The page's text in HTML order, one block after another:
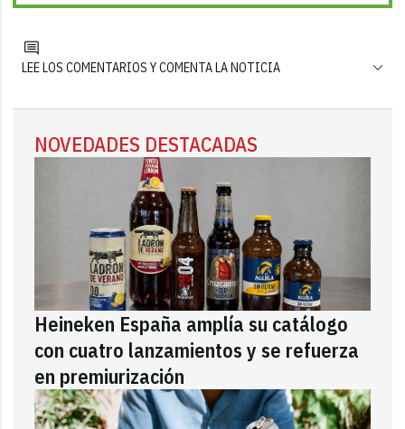
LEE LOS COMENTARIOS Y COMENTA LA NOTICIA
NOVEDADES DESTACADAS
Heineken España amplía su catálogo
con cuatro lanzamientos y se refuerza
en premiurización